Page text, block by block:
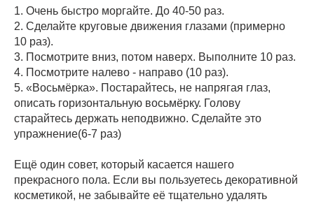
1. Очень быстро моргайте. До 40-50 раз.
2. Сделайте круговые движения глазами (примерно
10 раз).
3. Посмотрите вниз, потом наверх. Выполните 10 раз.
4. Посмотрите налево - направо (10 раз).
5. «Восьмёрка». Постарайтесь, не напрягая глаз,
описать горизонтальную восьмёрку. Голову
старайтесь держать неподвижно. Сделайте это
упражнение(6-7 раз)
Ещё один совет, который касается нашего
прекрасного пола. Если вы пользуетесь декоративной
косметикой, не забывайте её тщательно удалять